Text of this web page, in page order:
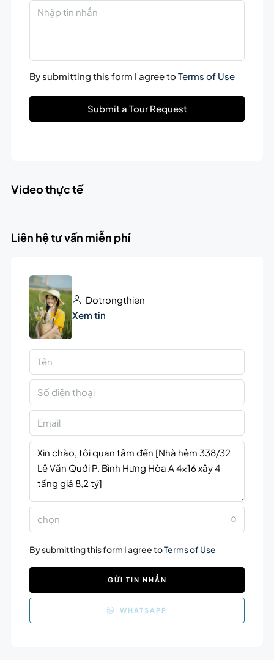
By submitting this form I agree to Terms of Use
Submit a Tour Request
Video thực tế
Liên hệ tư vấn miễn phí
Dotrongthien
Xem tin
chọn
By submitting this form I agree toTerms of Use
GỬI TIN NHẮN
WHATSAPP